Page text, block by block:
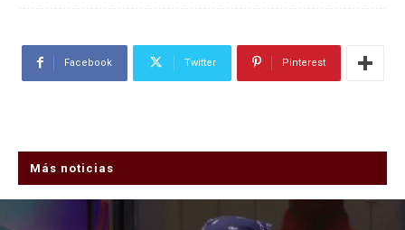
Facebook Twitter Pinterest
Más noticias